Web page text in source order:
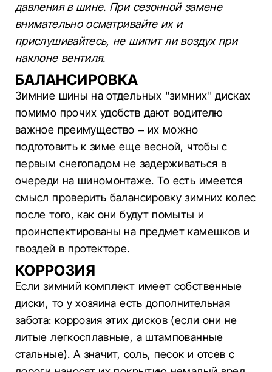
давления в шине. При сезонной замене
внимательно осматривайте их и
прислушивайтесь, не шипит ли воздух при
наклоне вентиля.
БАЛАНСИРОВКА
Зимние шины на отдельных "зимних" дисках
помимо прочих удобств дают водителю
важное преимущество – их можно
подготовить к зиме еще весной, чтобы с
первым снегопадом не задерживаться в
очереди на шиномонтаже. То есть имеется
смысл проверить балансировку зимних колес
после того, как они будут помыты и
проинспектированы на предмет камешков и
гвоздей в протекторе.
КОРРОЗИЯ
Если зимний комплект имеет собственные
диски, то у хозяина есть дополнительная
забота: коррозия этих дисков (если они не
литые легкосплавные, а штампованные
стальные). А значит, соль, песок и отсев с